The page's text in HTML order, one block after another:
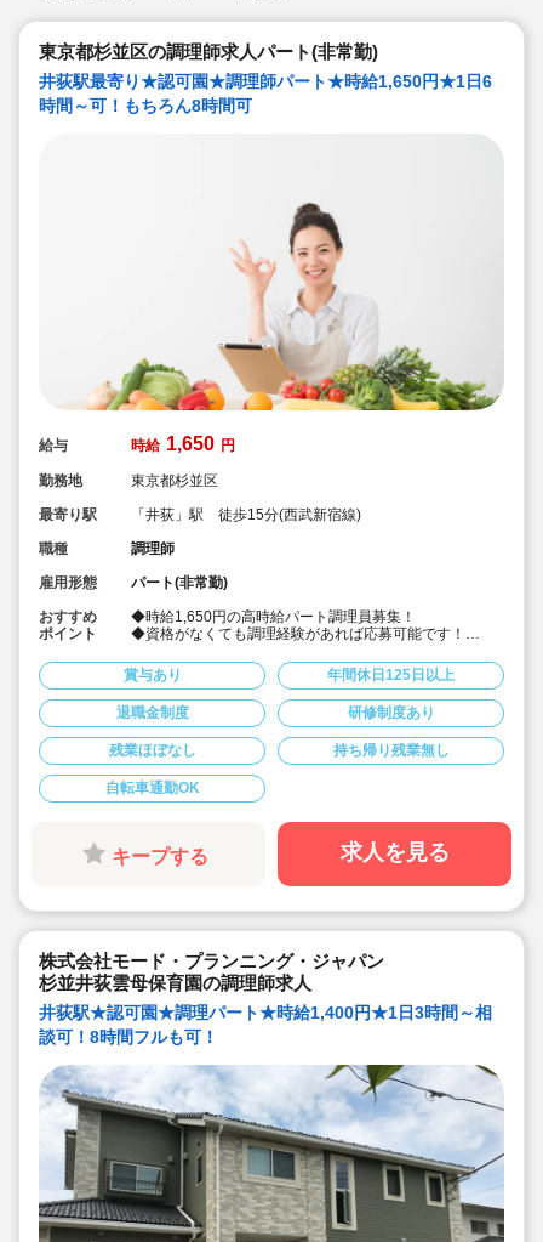
東京都杉並区の調理師求人パート(非常勤)
井荻駅最寄り★認可園★調理師パート★時給1,650円★1日6
時間～可！もちろん8時間可
給与 時給 1,650 円
勤務地
東京都杉並区
最寄り駅
「井荻」駅 徒歩15分(西武新宿線)
職種
調理師
雇用形態
パート(非常勤)
おすすめ
ポイント
◆時給1,650円の高時給パート調理員募集！
◆資格がなくても調理経験があれば応募可能です！
献立にそって調理頂ける調理員の募集です！
◆雲母保育園は60名以下のコンパクトなサイズの園にな
りますので、食数も少なめです！
◆1日6時間の勤務から相談可能です！もちろん8時間の
勤務も相談可能！仕事もプライベートも両立出来ます。
◆残業なし！定時あがり！
◆日々の保育を大切に楽しくお仕事出来ます（行事準
備・書き物類軽減されています）
◆保育園での調理経験がある方大歓迎！病院や高齢者施
設での経験がある方も大歓迎です！
◆職員同士の協力を大切にしています！（先輩スタッフ
がサポートします！）
賞与あり 年間休日125日以上
退職金制度 研修制度あり
残業ほぼなし 持ち帰り残業無し
自転車通勤OK
キープする 求人を見る
株式会社モード・プランニング・ジャパン
杉並井荻雲母保育園の調理師求人
井荻駅★認可園★調理パート★時給1,400円★1日3時間～相
談可！8時間フルも可！